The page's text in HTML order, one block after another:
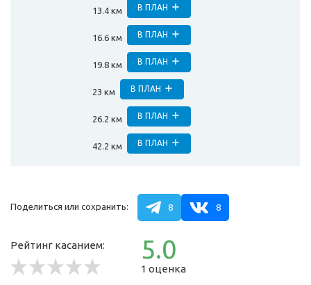
13.4 км В ПЛАН
16.6 км В ПЛАН
19.8 км В ПЛАН
23 км В ПЛАН
26.2 км В ПЛАН
42.2 км В ПЛАН
Поделиться или сохранить: 8 8
Рейтинг касанием: 5.0
1 оценка